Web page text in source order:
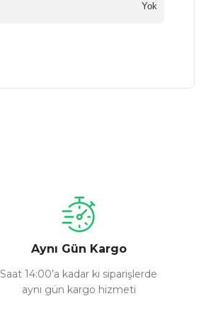
Yok
Aynı Gün Kargo
Saat 14:00’a kadar ki siparişlerde
aynı gün kargo hizmeti